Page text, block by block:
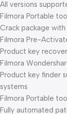
All versions
Filmora Portable
Crack package
Filmora Pre-
Product key
Filmora
Product key finder
systems
Filmora Portable
Fully automated